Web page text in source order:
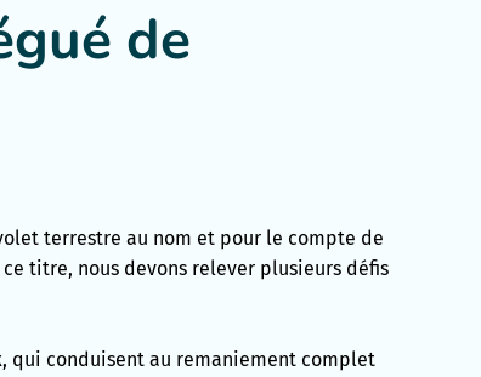
de
terrestre au nom et pour le compte de
ce titre, nous devons relever plusieurs défis
qui conduisent au remaniement complet